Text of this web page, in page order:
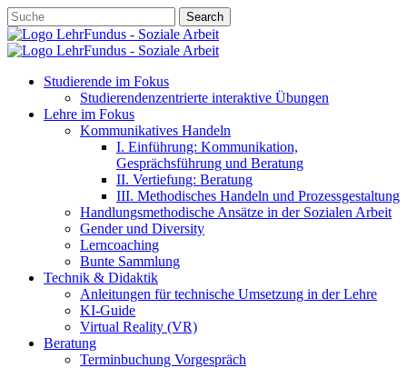
Skip
to
main
content
Search
Close
Search
account
search
Menu
Studierende im Fokus
Studierendenzentrierte interaktive Übungen
Lehre im Fokus
Kommunikatives Handeln
I. Einführung: Kommunikation,
Gesprächsführung und Beratung
II. Vertiefung: Beratung
III. Methodisches Handeln und Prozessgestaltung
Handlungsmethodische Ansätze in der Sozialen Arbeit
Gender und Diversity
Lerncoaching
Bunte Sammlung
Technik & Didaktik
Anleitungen für technische Umsetzung in der Lehre
KI-Guide
Virtual Reality (VR)
Beratung
Terminbuchung Vorgespräch